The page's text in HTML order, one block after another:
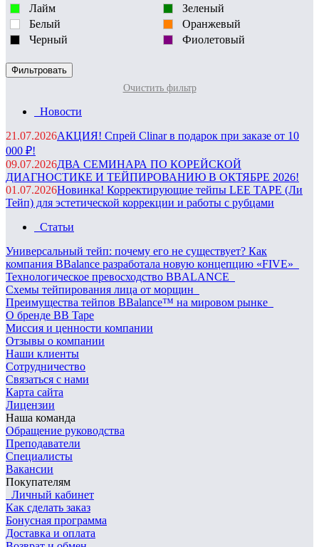
Лайм
Белый
Черный
Зеленый
Оранжевый
Фиолетовый
Очистить фильтр
Новости
21.07.2026АКЦИЯ! Спрей Clinar в подарок при заказе от 10
000 ₽!
09.07.2026ДВА СЕМИНАРА ПО КОРЕЙСКОЙ
ДИАГНОСТИКЕ И ТЕЙПИРОВАНИЮ В ОКТЯБРЕ 2026!
01.07.2026Новинка! Корректирующие тейпы LEE TAPE (Ли
Тейп) для эстетической коррекции и работы с рубцами
Статьи
Универсальный тейп: почему его не существует? Как
компания BBalance разработала новую концепцию «FIVE»
Технологическое превосходство BBALANCE
Схемы тейпирования лица от морщин
Преимущества тейпов BBalance™ на мировом рынке
О бренде BB Tape
Миссия и ценности компании
Отзывы о компании
Наши клиенты
Сотрудничество
Связаться с нами
Карта сайта
Лицензии
Наша команда
Обращение руководства
Преподаватели
Специалисты
Вакансии
Покупателям
Личный кабинет
Как сделать заказ
Бонусная программа
Доставка и оплата